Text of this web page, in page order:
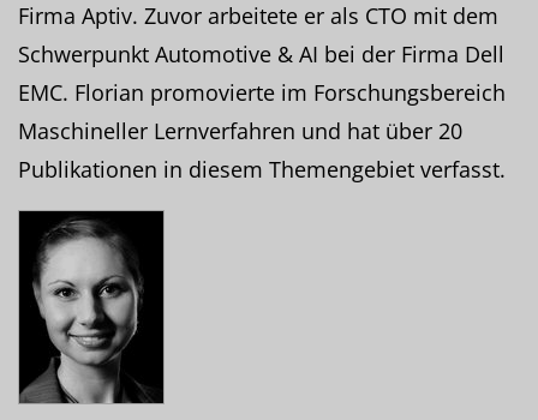
Firma Aptiv. Zuvor arbeitete er als CTO mit dem
Schwerpunkt Automotive & AI bei der Firma Dell
EMC. Florian promovierte im Forschungsbereich
Maschineller Lernverfahren und hat über 20
Publikationen in diesem Themengebiet verfasst.